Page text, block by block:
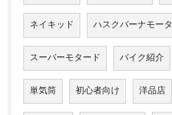
ネイキッド ハスクバーナモー
スーパーモタード バイク紹介
単気筒 初心者向け 洋品店